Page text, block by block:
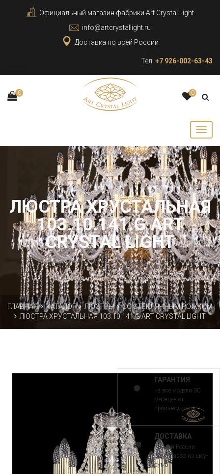
Официальный магазин фабрики Art Crystal Light
info@artcrystallight.ru
Доставка по всей России
Тел: +7 926-002-63-43
0 0
ЛЮСТРА ХРУСТАЛЬНАЯ
103.10.141.G ART
CRYSTAL LIGHT
ГЛАВНАЯ КАТАЛОГ ЛЮСТРЫ
СО СТЕКЛЯННЫМ РОЖКОМ
ЛЮСТРА ХРУСТАЛЬНАЯ 103.10.141.G ART CRYSTAL LIGHT
ГАРАНТИЯ
на все модели 30
месяцев от
производителя
ДОСТАВКА
по всей России.
Самовывоз из шоу-
рума